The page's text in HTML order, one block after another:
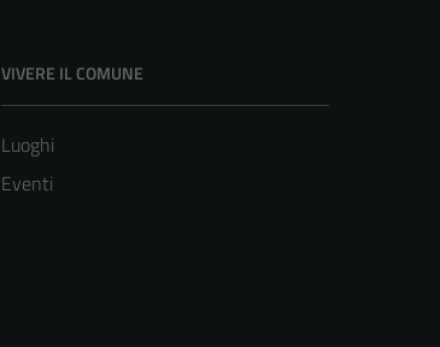
VIVERE IL COMUNE
Luoghi
Eventi